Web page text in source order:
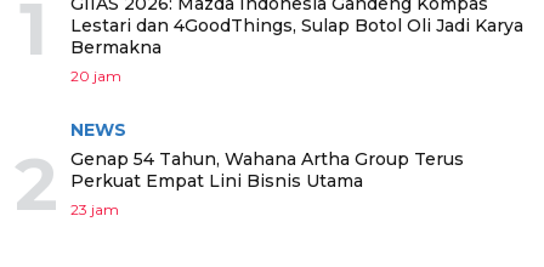
1
Lestari dan 4GoodThings, Sulap Botol Oli Jadi Karya
Bermakna
20 jam
2
NEWS
Genap 54 Tahun, Wahana Artha Group Terus
Perkuat Empat Lini Bisnis Utama
23 jam